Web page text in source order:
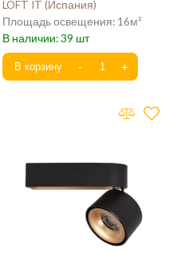
LOFT IT Испания
16
39